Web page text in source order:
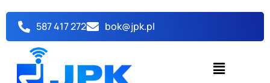
treści
587 417 272 bok@jpk.pl
Menu